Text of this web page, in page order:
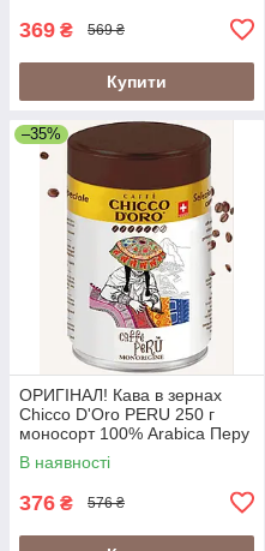
369 ₴ 569 ₴
Купити
–35%
ОРИГІНАЛ! Кава в зернах
Chicco D'Oro PERU 250 г
моносорт 100% Arabica Перу
у металевій банці
(Швейцарія)
В наявності
376 ₴ 576 ₴